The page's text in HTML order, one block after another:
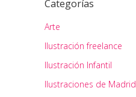
Categorías
Arte
Ilustración freelance
Ilustración Infantil
Ilustraciones de Madrid